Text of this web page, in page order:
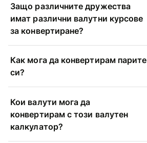
Защо различните дружества
имат различни валутни курсове
за конвертиране?
Как мога да конвертирам парите
си?
Кои валути мога да
конвертирам с този валутен
калкулатор?